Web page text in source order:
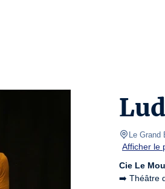
Le Grand
Afficher le
Cie Le
➡️ Théâtre